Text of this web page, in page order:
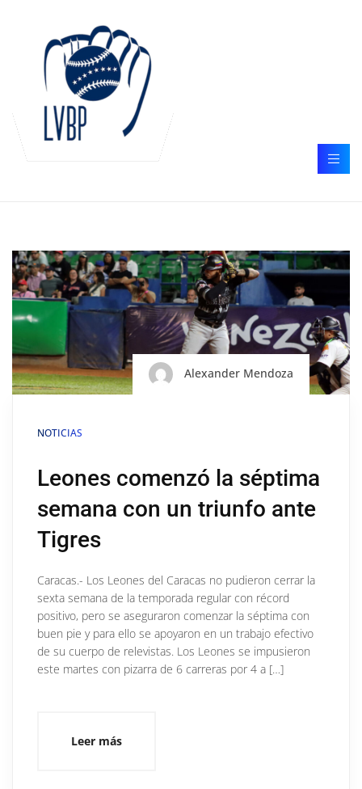
Alexander Mendoza
NOTICIAS
Leones comenzó la séptima
semana con un triunfo ante
Tigres
Caracas.- Los Leones del Caracas no pudieron cerrar la
sexta semana de la temporada regular con récord
positivo, pero se aseguraron comenzar la séptima con
buen pie y para ello se apoyaron en un trabajo efectivo
de su cuerpo de relevistas. Los Leones se impusieron
este martes con pizarra de 6 carreras por 4 a […]
Leer más